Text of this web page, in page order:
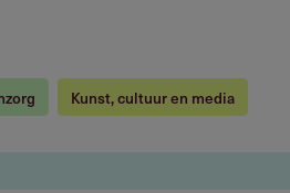
Kunst, cultuur en media